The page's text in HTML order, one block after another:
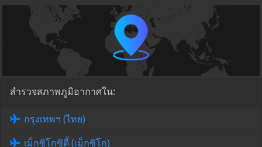
สำรวจสภาพภูมิอากาศใน:
กรุงเทพฯ (ไทย)
เม็กซิโกซิตี้ (เม็กซิโก)